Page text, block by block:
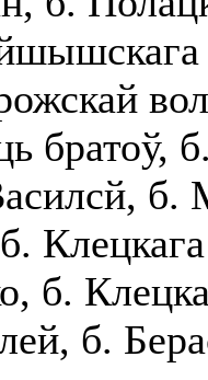
братоў,
б.
б.
б.